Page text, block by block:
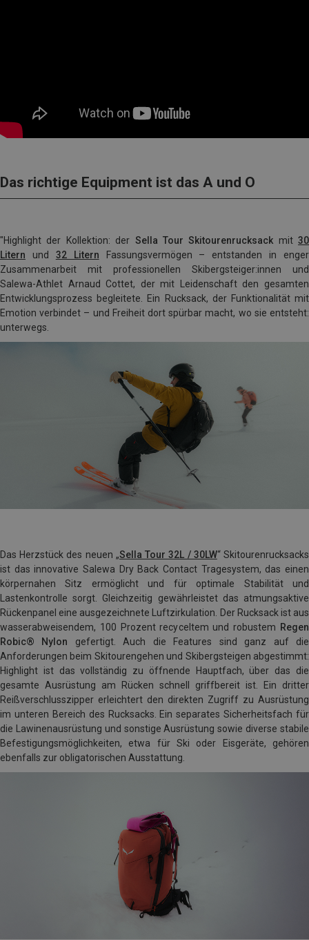
Das richtige Equipment ist das A und O
"Highlight der Kollektion: der Sella Tour Skitourenrucksack mit 30
Litern
und 32 Litern
Fassungsvermögen – entstanden in enger
Zusammenarbeit mit professionellen Skibergsteiger:innen und
Salewa-Athlet Arnaud Cottet, der mit Leidenschaft den gesamten
Entwicklungsprozess begleitete. Ein Rucksack, der Funktionalität mit
Emotion verbindet – und Freiheit dort spürbar macht, wo sie entsteht:
unterwegs.
Das Herzstück des neuen „Sella Tour 32L / 30LW“ Skitourenrucksacks
ist das innovative Salewa Dry Back Contact Tragesystem, das einen
körpernahen Sitz ermöglicht und für optimale Stabilität und
Lastenkontrolle sorgt. Gleichzeitig gewährleistet das atmungsaktive
Rückenpanel eine ausgezeichnete Luftzirkulation. Der Rucksack ist aus
wasserabweisendem, 100 Prozent recyceltem und robustem Regen
Robic® Nylon gefertigt. Auch die Features sind ganz auf die
Anforderungen beim Skitourengehen und Skibergsteigen abgestimmt:
Highlight ist das vollständig zu öffnende Hauptfach, über das die
gesamte Ausrüstung am Rücken schnell griffbereit ist. Ein dritter
Reißverschlusszipper erleichtert den direkten Zugriff zu Ausrüstung
im unteren Bereich des Rucksacks. Ein separates Sicherheitsfach für
die Lawinenausrüstung und sonstige Ausrüstung sowie diverse stabile
Befestigungsmöglichkeiten, etwa für Ski oder Eisgeräte, gehören
ebenfalls zur obligatorischen Ausstattung.